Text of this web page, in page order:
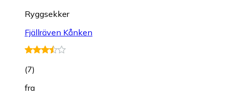
Ryggsekker
Fjällräven Kånken
(7)
fra